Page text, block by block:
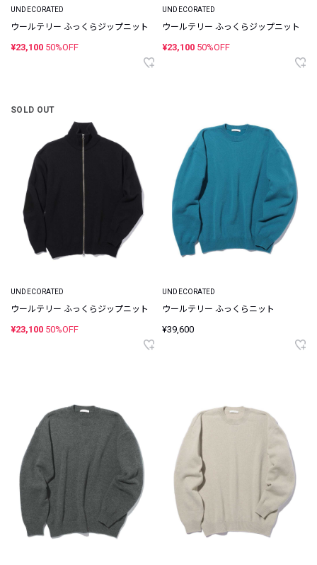
UNDECORATED
ウールテリー ふっくらジップニット
¥23,100 50%OFF
UNDECORATED
ウールテリー ふっくらジップニット
¥23,100 50%OFF
SOLD OUT
UNDECORATED
ウールテリー ふっくらジップニット
¥23,100 50%OFF
UNDECORATED
ウールテリー ふっくらニット
¥39,600